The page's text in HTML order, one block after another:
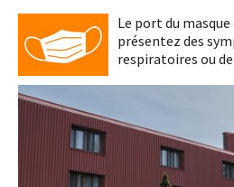
Le port du
présentez des
respiratoires ou